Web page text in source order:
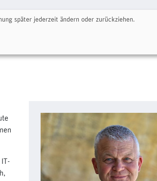
Referenten Community Spenden
später jederzeit ändern oder zurückziehen.